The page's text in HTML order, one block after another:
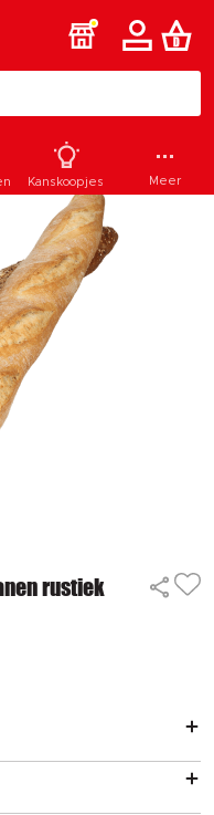
rustiek
Kanskoopjes Meer